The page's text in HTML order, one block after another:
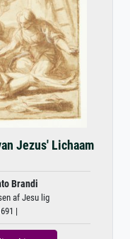
Jezus' Lichaam
Brandi
af Jesu lig
|